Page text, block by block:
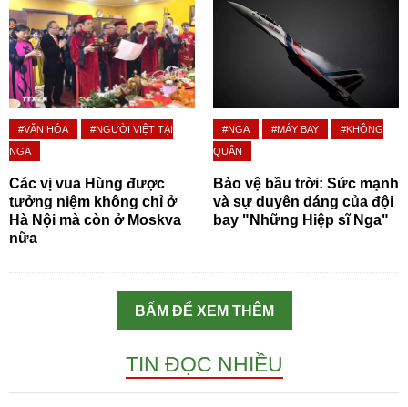
#VĂN HÓA
#NGƯỜI VIỆT TẠI
NGA
Các vị vua Hùng được
tưởng niệm không chỉ ở
Hà Nội mà còn ở Moskva
nữa
#NGA #MÁY BAY
#KHÔNG
QUÂN
Bảo vệ bầu trời: Sức mạnh
và sự duyên dáng của đội
bay "Những Hiệp sĩ Nga"
BẤM ĐỂ XEM THÊM
TIN ĐỌC NHIỀU